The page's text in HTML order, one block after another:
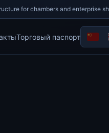
for chambers and enterprise
Торговый паспорт